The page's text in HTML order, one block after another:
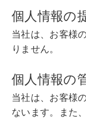
個人情報の
当社は、お客様
りません。
個人情報の
当社は、お客様
ないます。また